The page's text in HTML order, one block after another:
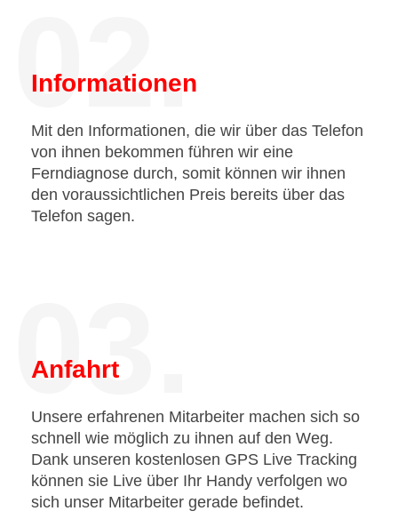
02.
Informationen
Mit den Informationen, die wir über das Telefon
von ihnen bekommen führen wir eine
Ferndiagnose durch, somit können wir ihnen
den voraussichtlichen Preis bereits über das
Telefon sagen.
03.
Anfahrt
Unsere erfahrenen Mitarbeiter machen sich so
schnell wie möglich zu ihnen auf den Weg.
Dank unseren kostenlosen GPS Live Tracking
können sie Live über Ihr Handy verfolgen wo
sich unser Mitarbeiter gerade befindet.